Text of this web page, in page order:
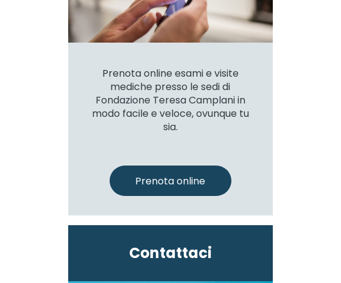
Prenota online esami e visite
mediche presso le sedi di
Fondazione Teresa Camplani in
modo facile e veloce, ovunque tu
sia.
Prenota online
Contattaci